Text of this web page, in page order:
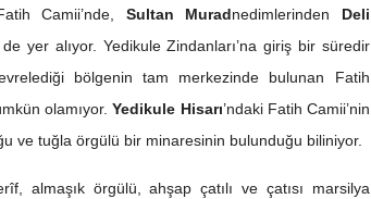
Camii’nde, Sultan Muradnedimlerinden Deli
yer alıyor. Yedikule Zindanları’na giriş bir süredir
bölgenin tam merkezinde bulunan Fatih
olamıyor. Yedikule Hisarı’ndaki Fatih Camii’nin
ve tuğla örgülü bir minaresinin bulunduğu biliniyor.
almaşık örgülü, ahşap çatılı ve çatısı marsilya